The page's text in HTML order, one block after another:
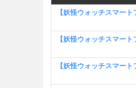
【妖怪ウォッチスマー
【妖怪ウォッチスマー
【妖怪ウォッチスマー